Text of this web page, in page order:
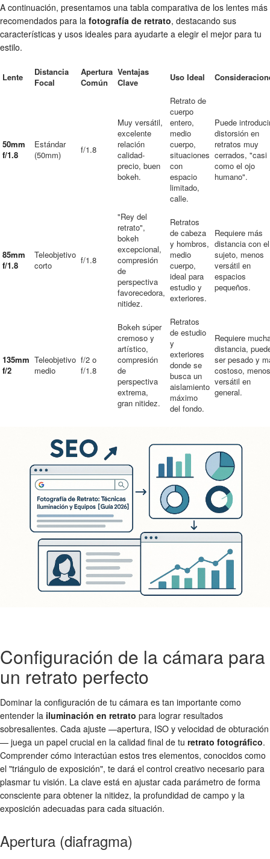
A continuación, presentamos una tabla comparativa de los lentes más
recomendados para la fotografía de retrato, destacando sus
características y usos ideales para ayudarte a elegir el mejor para tu
estilo.
Lente
Distancia
Focal
Apertura
Común
Ventajas
Clave
Uso Ideal
50mm
f/1.8
Estándar
(50mm)
f/1.8
Muy versátil,
excelente
relación
calidad-
precio, buen
bokeh.
Retrato de
cuerpo
entero,
medio
cuerpo,
situaciones
con
espacio
limitado,
calle.
Puede
distorsión en
retratos muy
cerrados, "casi
como el ojo
humano".
85mm
f/1.8
Teleobjetivo
corto
f/1.8
"Rey del
retrato",
bokeh
excepcional,
compresión
de
perspectiva
favorecedora,
nitidez.
Retratos
de cabeza
y hombros,
medio
cuerpo,
ideal para
estudio y
exteriores.
Requiere más
distancia con el
sujeto, menos
versátil en
espacios
pequeños.
135mm
f/2
Teleobjetivo
medio
f/2 o
f/1.8
Bokeh súper
cremoso y
artístico,
compresión
de
perspectiva
extrema,
gran nitidez.
Retratos
de estudio
y
exteriores
donde se
busca un
aislamiento
máximo
del fondo.
Requiere
distancia,
ser pesado y
costoso, menos
versátil en
general.
Configuración de la cámara para
un retrato perfecto
Dominar la configuración de tu cámara es tan importante como
entender la iluminación en retrato para lograr resultados
sobresalientes. Cada ajuste —apertura, ISO y velocidad de obturación
— juega un papel crucial en la calidad final de tu retrato fotográfico.
Comprender cómo interactúan estos tres elementos, conocidos como
el "triángulo de exposición", te dará el control creativo necesario para
plasmar tu visión. La clave está en ajustar cada parámetro de forma
consciente para obtener la nitidez, la profundidad de campo y la
exposición adecuadas para cada situación.
Apertura (diafragma)